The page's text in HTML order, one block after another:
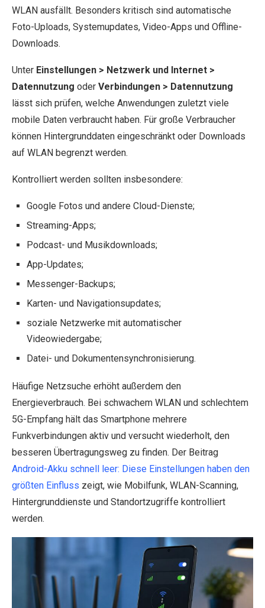
WLAN ausfällt. Besonders kritisch sind automatische
Foto-Uploads, Systemupdates, Video-Apps und Offline-
Downloads.
Unter Einstellungen > Netzwerk und Internet >
Datennutzung oder Verbindungen > Datennutzung
lässt sich prüfen, welche Anwendungen zuletzt viele
mobile Daten verbraucht haben. Für große Verbraucher
können Hintergrunddaten eingeschränkt oder Downloads
auf WLAN begrenzt werden.
Kontrolliert werden sollten insbesondere:
Google Fotos und andere Cloud-Dienste;
Streaming-Apps;
Podcast- und Musikdownloads;
App-Updates;
Messenger-Backups;
Karten- und Navigationsupdates;
soziale Netzwerke mit automatischer
Videowiedergabe;
Datei- und Dokumentensynchronisierung.
Häufige Netzsuche erhöht außerdem den
Energieverbrauch. Bei schwachem WLAN und schlechtem
5G-Empfang hält das Smartphone mehrere
Funkverbindungen aktiv und versucht wiederholt, den
besseren Übertragungsweg zu finden. Der Beitrag
Android-Akku schnell leer: Diese Einstellungen haben den
größten Einfluss zeigt, wie Mobilfunk, WLAN-Scanning,
Hintergrunddienste und Standortzugriffe kontrolliert
werden.